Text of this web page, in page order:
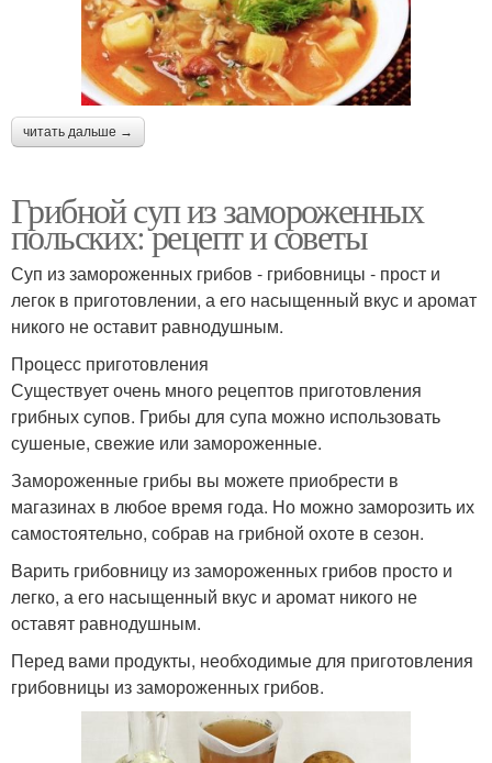
читать дальше →
Грибной суп из замороженных
польских: рецепт и советы
Суп из замороженных грибов - грибовницы - прост и
легок в приготовлении, а его насыщенный вкус и аромат
никого не оставит равнодушным.
Процесс приготовления
Существует очень много рецептов приготовления
грибных супов. Грибы для супа можно использовать
сушеные, свежие или замороженные.
Замороженные грибы вы можете приобрести в
магазинах в любое время года. Но можно заморозить их
самостоятельно, собрав на грибной охоте в сезон.
Варить грибовницу из замороженных грибов просто и
легко, а его насыщенный вкус и аромат никого не
оставят равнодушным.
Перед вами продукты, необходимые для приготовления
грибовницы из замороженных грибов.